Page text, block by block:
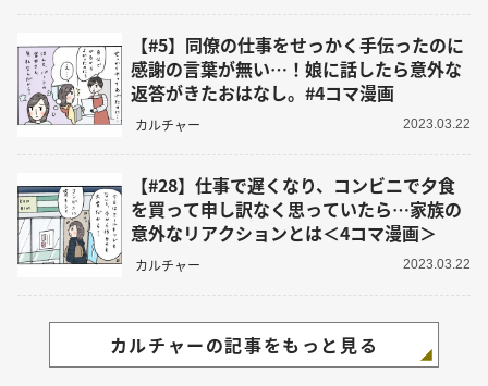
【#5】同僚の仕事をせっかく手伝ったのに
感謝の言葉が無い…！娘に話したら意外な
返答がきたおはなし。#4コマ漫画
カルチャー 2023.03.22
【#28】仕事で遅くなり、コンビニで夕食
を買って申し訳なく思っていたら…家族の
意外なリアクションとは＜4コマ漫画＞
カルチャー 2023.03.22
カルチャーの記事をもっと見る